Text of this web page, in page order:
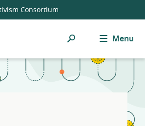
Consortium
Sök Menu
Notifications
21
filters
Resource